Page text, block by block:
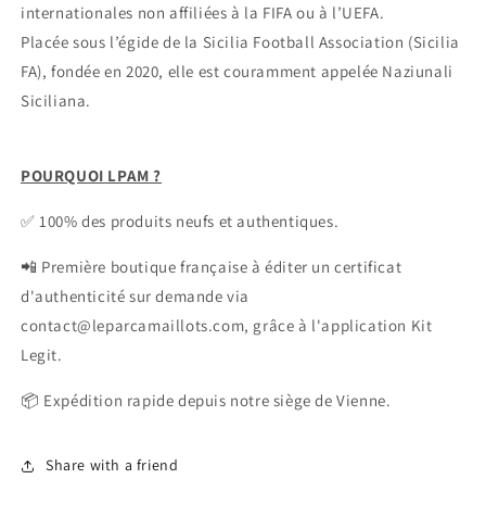
internationales non affiliées à la FIFA ou à l’UEFA.
Placée sous l’égide de la Sicilia Football Association (Sicilia
FA), fondée en 2020, elle est couramment appelée Naziunali
Siciliana.
POURQUOI LPAM ?
✅ 100% des produits neufs et authentiques.
📲 Première boutique française à éditer un certificat
d'authenticité sur demande via
contact@leparcamaillots.com, grâce à l'application Kit
Legit.
📦 Expédition rapide depuis notre siège de Vienne.
Share with a friend